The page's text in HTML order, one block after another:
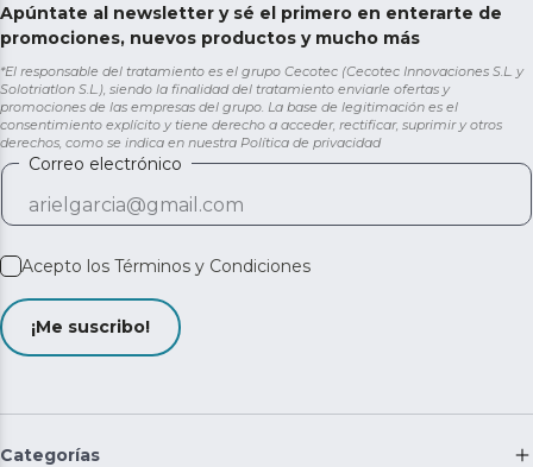
Apúntate al newsletter y sé el primero en enterarte de
promociones, nuevos productos y mucho más
*El responsable del tratamiento es el grupo Cecotec (Cecotec Innovaciones S.L. y
Solotriatlon S.L.), siendo la finalidad del tratamiento enviarle ofertas y
promociones de las empresas del grupo. La base de legitimación es el
consentimiento explícito y tiene derecho a acceder, rectificar, suprimir y otros
derechos, como se indica en nuestra Política de privacidad
Correo electrónico
Acepto los Términos y Condiciones
¡Me suscribo!
Categorías